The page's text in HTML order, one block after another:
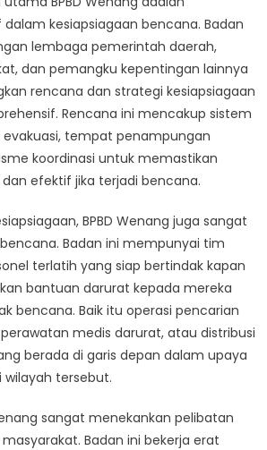
kesiapsiagaan bencana. Badan
lembaga pemerintah daerah,
dan pemangku kepentingan lainnya
rencana dan strategi kesiapsiagaan
Rencana ini mencakup sistem
evakuasi, tempat penampungan
koordinasi untuk memastikan
efektif jika terjadi bencana.
BPBD Wenang juga sangat
Badan ini mempunyai tim
terlatih yang siap bertindak kapan
bantuan darurat kepada mereka
bencana. Baik itu operasi pencarian
medis darurat, atau distribusi
berada di garis depan dalam upaya
tersebut.
sangat menekankan pelibatan
Badan ini bekerja erat